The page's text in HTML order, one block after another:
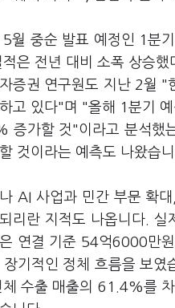
5월 중순 발표 예정인 1분
적은 전년 대비 소폭 상승
증권 연구원도 지난 2월 "
고 있다"며 "올해 1분기
증가할 것"이라고 분석했
것이라는 예측도 나왔습니
AI 사업과 민간 부문 확
리란 지적도 나옵니다. 실
연결 기준 54억6000만
장기적인 정체 흐름을 보였
체 수출 매출의 61.4%를